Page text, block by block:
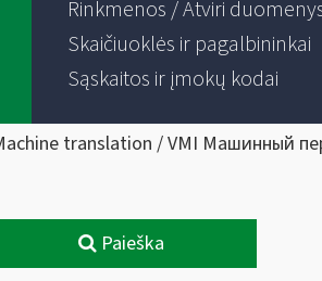
Rinkmenos / Atviri
Skaičiuoklės ir pagalbininkai
Sąskaitos ir įmokų kodai
translation / VMI Машинный
Paieška